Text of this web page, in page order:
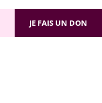
JE FAIS UN DON